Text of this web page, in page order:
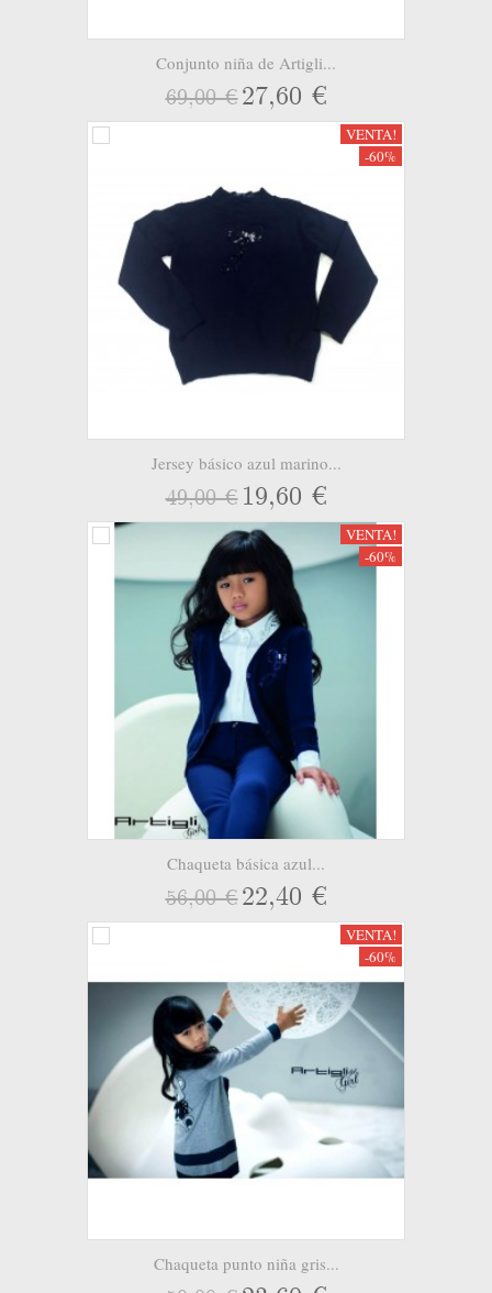
Conjunto niña de Artigli...
69,00 €27,60 €
VENTA!
-60%
Jersey básico azul marino...
49,00 € 19,60 €
VENTA!
-60%
Chaqueta básica azul...
56,00 €22,40 €
VENTA!
-60%
Chaqueta punto niña gris...